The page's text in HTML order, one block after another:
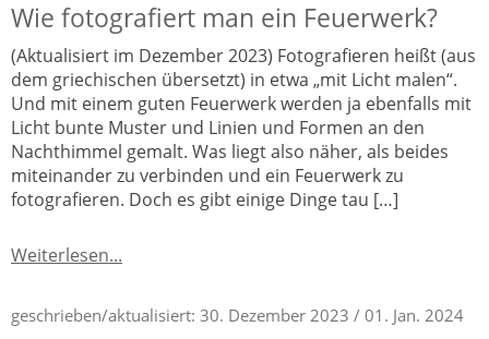
Wie fotografiert man ein Feuerwerk?
(Aktualisiert im Dezember 2023) Fotografieren heißt (aus
dem griechischen übersetzt) in etwa „mit Licht malen“.
Und mit einem guten Feuerwerk werden ja ebenfalls mit
Licht bunte Muster und Linien und Formen an den
Nachthimmel gemalt. Was liegt also näher, als beides
miteinander zu verbinden und ein Feuerwerk zu
fotografieren. Doch es gibt einige Dinge tau […]
Weiterlesen...
geschrieben/aktualisiert: 30. Dezember 2023 / 01. Jan. 2024